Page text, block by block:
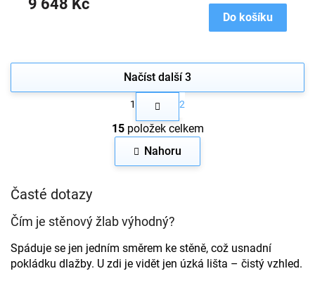
9 648 Kč
Do košíku
O
v
l
á
p
v
k
Načíst další 3
S
t
r
á
n
k
o
í
1 2
15položek celkem
Nahoru
Časté dotazy
Čím je stěnový žlab výhodný?
Spáduje se jen jedním směrem ke stěně, což usnadní
pokládku dlažby. U zdi je vidět jen úzká lišta – čistý vzhled.